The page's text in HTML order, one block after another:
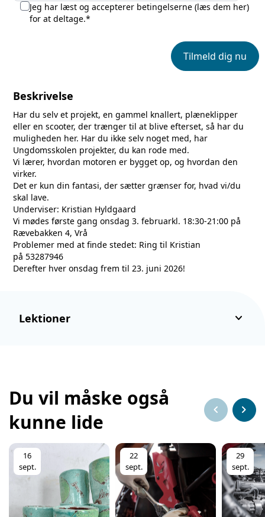
Jeg har læst og accepterer betingelserne (læs dem her)
for at deltage.*
Tilmeld dig nu
Beskrivelse
Har du selv et projekt, en gammel knallert, plæneklipper
eller en scooter, der trænger til at blive efterset, så har du
muligheden her. Har du ikke selv noget med, har
Ungdomsskolen projekter, du kan rode med.
Vi lærer, hvordan motoren er bygget op, og hvordan den
virker.
Det er kun din fantasi, der sætter grænser for, hvad vi/du
skal lave.
Underviser: Kristian Hyldgaard
Vi mødes første gang onsdag 3. februarkl. 18:30-21:00 på
Rævebakken 4, Vrå
Problemer med at finde stedet: Ring til Kristian
på 53287946
Derefter hver onsdag frem til 23. juni 2026!
Lektioner keyboard_arrow_down
Du vil måske også
kunne lide
chevron_left chevron_right
16
sept.
22
sept.
29
sept.